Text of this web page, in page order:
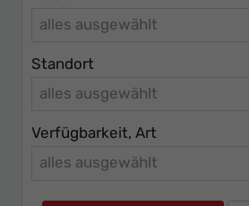
alles ausgewählt
Standort
alles ausgewählt
Verfügbarkeit, Art
alles ausgewählt